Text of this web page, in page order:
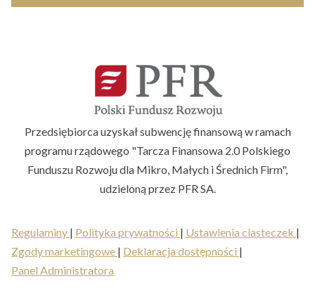
Przedsiębiorca uzyskał subwencję finansową w ramach
programu rządowego "Tarcza Finansowa 2.0 Polskiego
Funduszu Rozwoju dla Mikro, Małych i Średnich Firm",
udzieloną przez PFR SA.
Regulaminy | Polityka prywatności | Ustawienia ciasteczek |
Zgody marketingowe | Deklaracja dostępności |
Panel Administratora